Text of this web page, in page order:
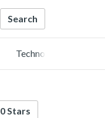
Technology
0 Stars